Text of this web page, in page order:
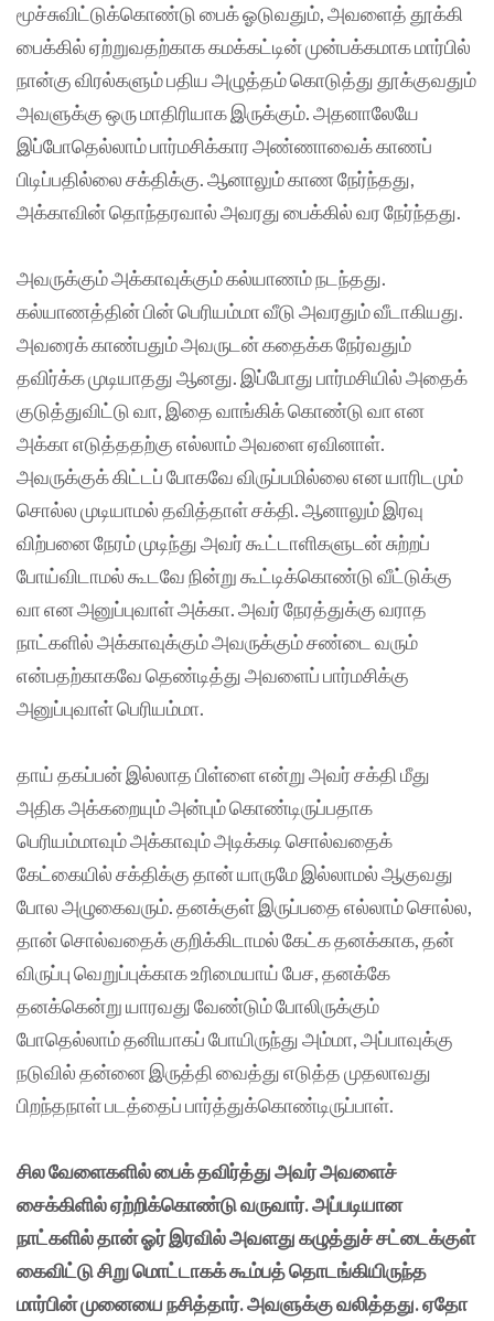
மூச்சுவிட்டுக்கொண்டு பைக் ஓடுவதும், அவளைத் தூக்கி
பைக்கில் ஏற்றுவதற்காக கமக்கட்டின் முன்பக்கமாக மார்பில்
நான்கு விரல்களும் பதிய அழுத்தம் கொடுத்து தூக்குவதும்
அவளுக்கு ஒரு மாதிரியாக இருக்கும். அதனாலேயே
இப்போதெல்லாம் பார்மசிக்கார அண்ணாவைக் காணப்
பிடிப்பதில்லை சக்திக்கு. ஆனாலும் காண நேர்ந்தது,
அக்காவின் தொந்தரவால் அவரது பைக்கில் வர நேர்ந்தது.
அவருக்கும் அக்காவுக்கும் கல்யாணம் நடந்தது.
கல்யாணத்தின் பின் பெரியம்மா வீடு அவரதும் வீடாகியது.
அவரைக் காண்பதும் அவருடன் கதைக்க நேர்வதும்
தவிர்க்க முடியாதது ஆனது. இப்போது பார்மசியில் அதைக்
குடுத்துவிட்டு வா, இதை வாங்கிக் கொண்டு வா என
அக்கா எடுத்ததற்கு எல்லாம் அவளை ஏவினாள்.
அவருக்குக் கிட்டப் போகவே விருப்பமில்லை என யாரிடமும்
சொல்ல முடியாமல் தவித்தாள் சக்தி. ஆனாலும் இரவு
விற்பனை நேரம் முடிந்து அவர் கூட்டாளிகளுடன் சுற்றப்
போய்விடாமல் கூடவே நின்று கூட்டிக்கொண்டு வீட்டுக்கு
வா என அனுப்புவாள் அக்கா. அவர் நேரத்துக்கு வராத
நாட்களில் அக்காவுக்கும் அவருக்கும் சண்டை வரும்
என்பதற்காகவே தெண்டித்து அவளைப் பார்மசிக்கு
அனுப்புவாள் பெரியம்மா.
தாய் தகப்பன் இல்லாத பிள்ளை என்று அவர் சக்தி மீது
அதிக அக்கறையும் அன்பும் கொண்டிருப்பதாக
பெரியம்மாவும் அக்காவும் அடிக்கடி சொல்வதைக்
கேட்கையில் சக்திக்கு தான் யாருமே இல்லாமல் ஆகுவது
போல அழுகைவரும். தனக்குள் இருப்பதை எல்லாம் சொல்ல,
தான் சொல்வதைக் குறிக்கிடாமல் கேட்க தனக்காக, தன்
விருப்பு வெறுப்புக்காக உரிமையாய் பேச, தனக்கே
தனக்கென்று யாரவது வேண்டும் போலிருக்கும்
போதெல்லாம் தனியாகப் போயிருந்து அம்மா, அப்பாவுக்கு
நடுவில் தன்னை இருத்தி வைத்து எடுத்த முதலாவது
பிறந்தநாள் படத்தைப் பார்த்துக்கொண்டிருப்பாள்.
சில வேளைகளில் பைக் தவிர்த்து அவர் அவளைச்
சைக்கிளில் ஏற்றிக்கொண்டு வருவார். அப்படியான
நாட்களில் தான் ஓர் இரவில் அவளது கழுத்துச் சட்டைக்குள்
கைவிட்டு சிறு மொட்டாகக் கூம்பத் தொடங்கியிருந்த
மார்பின் முனையை நசித்தார். அவளுக்கு வலித்தது. ஏதோ